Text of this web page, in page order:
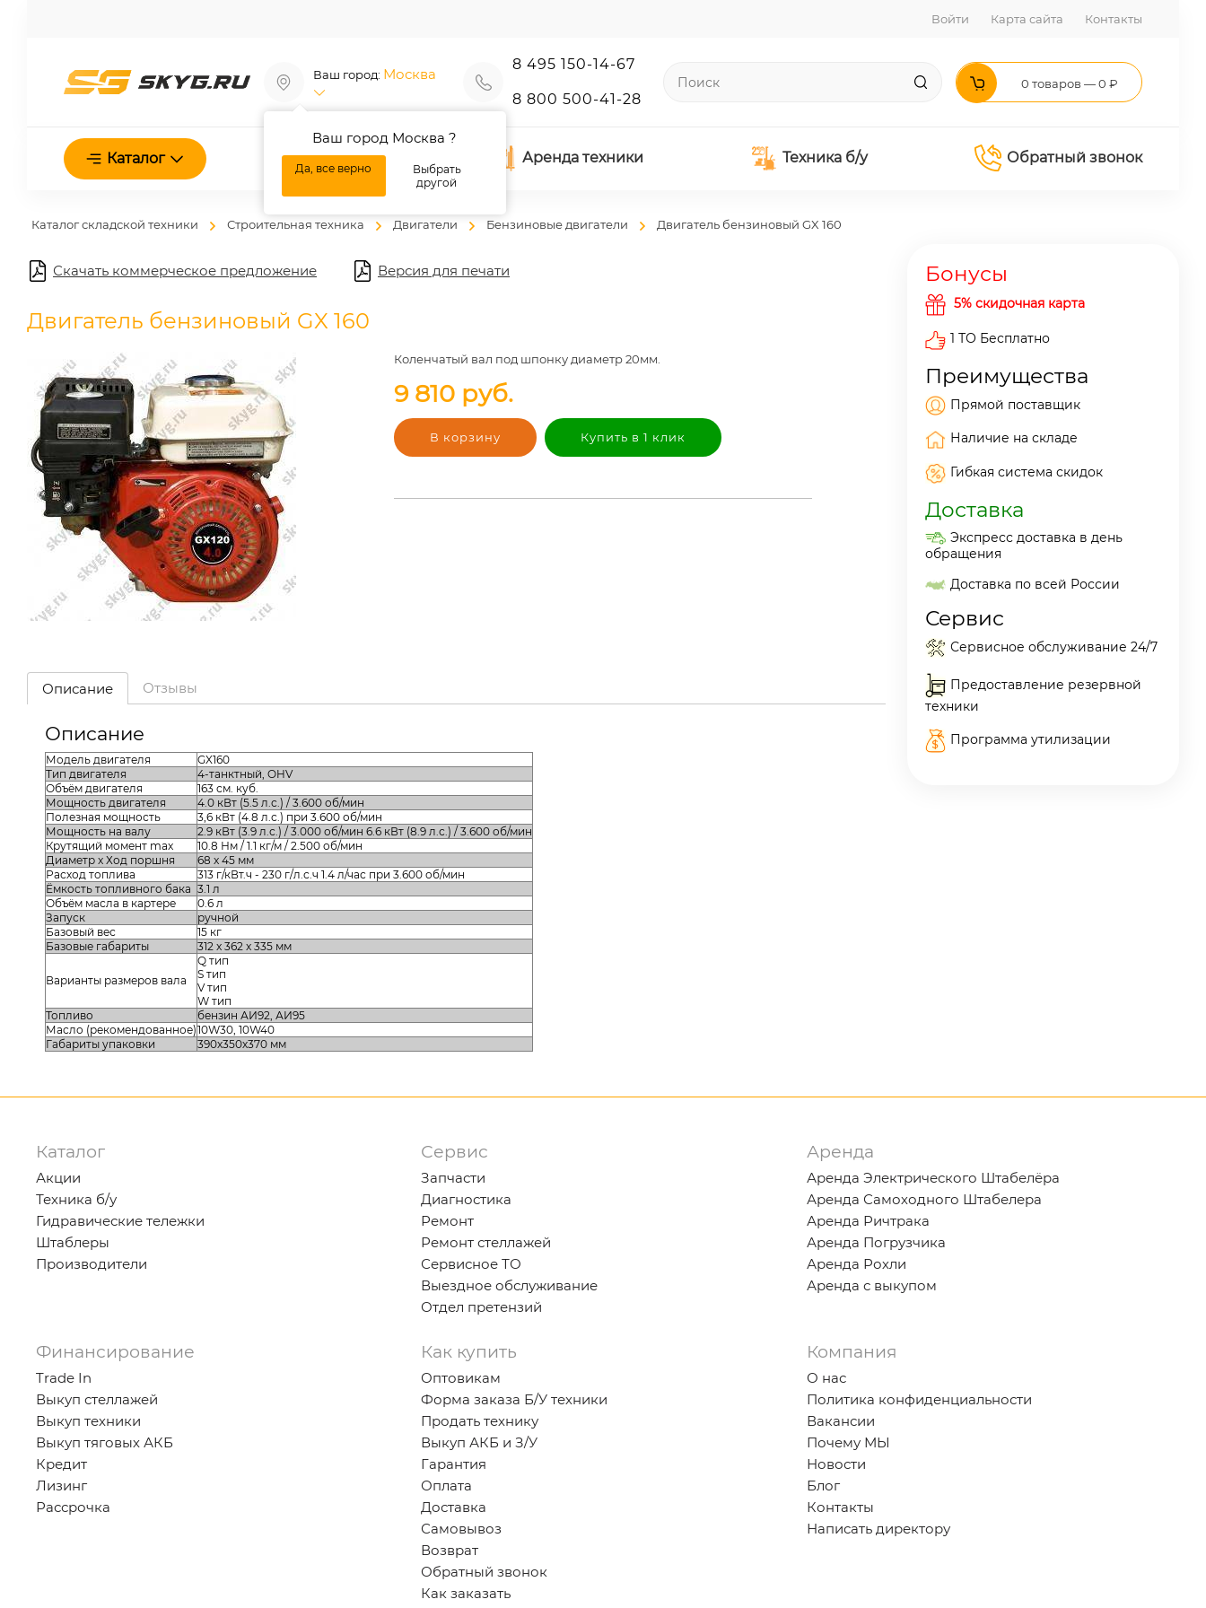
Войти Карта сайта Контакты
Ваш город: Москва
Ваш город Москва ?
Да, все верно
Выбрать
другой
8 495 150-14-67
8 800 500-41-28
0 товаров — 0 ₽
Каталог О нас Аренда техники Техника б/у Обратный звонок
Каталог складской техники Строительная техника Двигатели Бензиновые двигатели Двигатель бензиновый GX 160
Скачать коммерческое предложение Версия для печати
Двигатель бензиновый GX 160
Коленчатый вал под шпонку диаметр 20мм.
9 810руб.
В корзину Купить в 1 клик
Описание Отзывы
Описание
Модель двигателя
GX160
Тип двигателя
4-танктный, OHV
Объём двигателя
163 см. куб.
Мощность двигателя
4.0 кВт (5.5 л.с.) / 3.600 об/мин
Полезная мощность
3,6 кВт (4.8 л.с.) при 3.600 об/мин
Мощность на валу
2.9 кВт (3.9 л.с.) / 3.000 об/мин 6.6 кВт (8.9 л.с.) / 3.600 об/мин
Крутящий момент max
10.8 Нм / 1.1 кг/м / 2.500 об/мин
Диаметр x Ход поршня
68 x 45 мм
Расход топлива
313 г/кВт.ч - 230 г/л.с.ч 1.4 л/час при 3.600 об/мин
Ёмкость топливного бака 3.1 л
Объём масла в картере
0.6 л
Запуск
ручной
Базовый вес
15 кг
Базовые габариты
312 x 362 x 335 мм
Варианты размеров вала
Q тип
S тип
V тип
W тип
Топливо
бензин АИ92, АИ95
Масло (рекомендованное)10W30, 10W40
Габариты упаковки
390х350х370 мм
Бонусы
5% скидочная карта
1 ТО Бесплатно
Преимущества
Прямой поставщик
Наличие на складе
Гибкая система скидок
Доставка
Экспресс доставка в день
обращения
Доставка по всей России
Сервис
Сервисное обслуживание 24/7
Предоставление резервной
техники
Программа утилизации
Каталог
Акции
Техника б/у
Гидравические тележки
Штаблеры
Производители
Сервис
Запчасти
Диагностика
Ремонт
Ремонт стеллажей
Сервисное ТО
Выездное обслуживание
Отдел претензий
Аренда
Аренда Электрического Штабелёра
Аренда Самоходного Штабелера
Аренда Ричтрака
Аренда Погрузчика
Аренда Рохли
Аренда с выкупом
Финансирование
Trade In
Выкуп стеллажей
Выкуп техники
Выкуп тяговых АКБ
Кредит
Лизинг
Рассрочка
Как купить
Оптовикам
Форма заказа Б/У техники
Продать технику
Выкуп АКБ и З/У
Гарантия
Оплата
Доставка
Самовывоз
Возврат
Обратный звонок
Как заказать
Компания
О нас
Политика конфиденциальности
Вакансии
Почему МЫ
Новости
Блог
Контакты
Написать директору